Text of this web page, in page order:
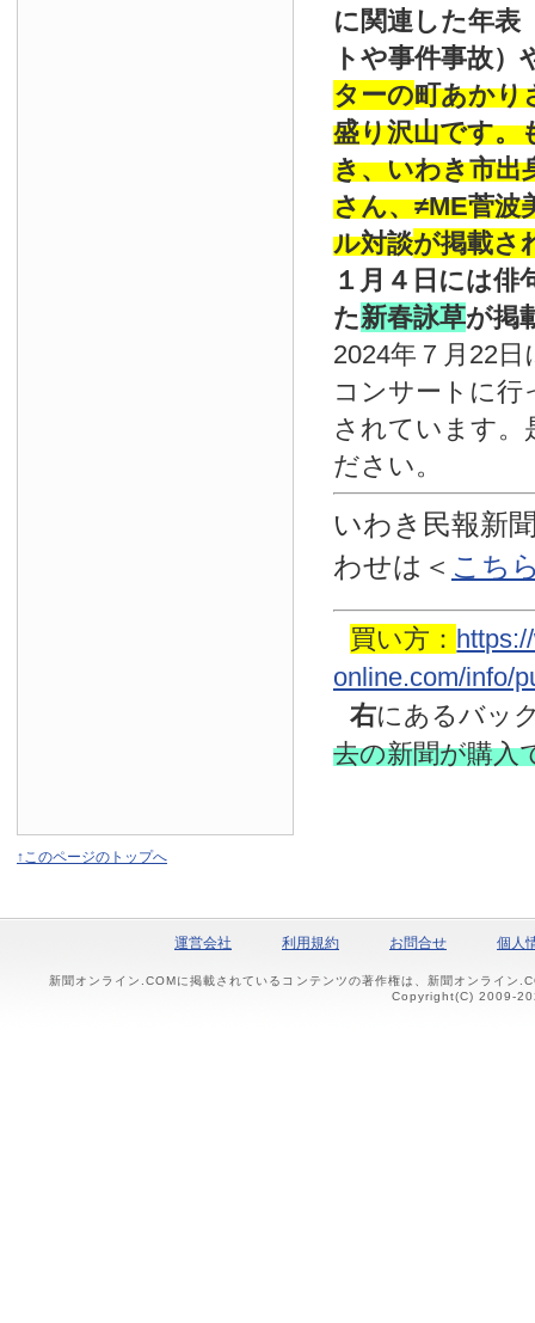
に関連した年表
トや事件事故）
ターの町あかり
盛り沢山です。
き、いわき市出
さん、≠ME菅波
ル対談が掲載さ
１月４日には俳
た新春詠草が掲
2024年７月22
コンサートに行
されています。
ださい。
いわき民報新
わせは ＜ こち
買い方：
online.com/info/
右にあるバッ
去の新聞が購入
↑このページのトップへ
運営会社 利用規約 お問合せ 個人
新聞オンライン.COMに掲載されているコンテンツの著作権は、新聞オンライン
Copyright(C) 2009-